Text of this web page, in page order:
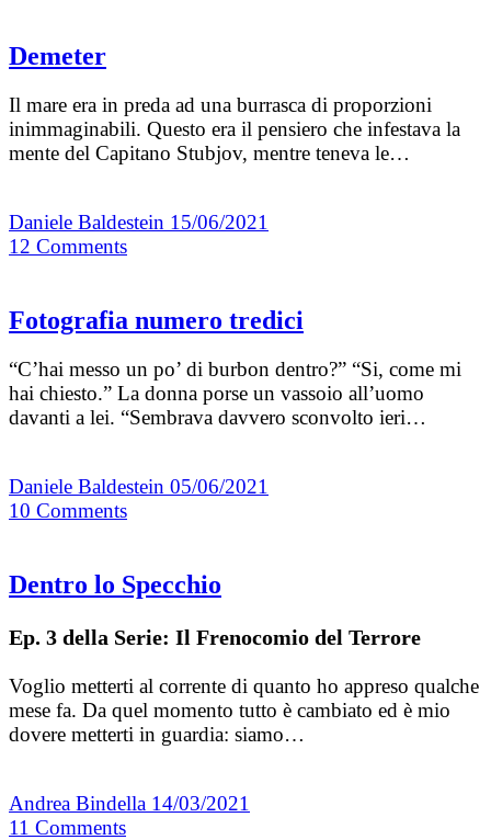
Demeter
Il mare era in preda ad una burrasca di proporzioni
inimmaginabili. Questo era il pensiero che infestava la
mente del Capitano Stubjov, mentre teneva le…
Daniele Baldestein 15/06/2021
12 Comments
Fotografia numero tredici
“C’hai messo un po’ di burbon dentro?” “Si, come mi
hai chiesto.” La donna porse un vassoio all’uomo
davanti a lei. “Sembrava davvero sconvolto ieri…
Daniele Baldestein 05/06/2021
10 Comments
Dentro lo Specchio
Ep. 3 della Serie: Il Frenocomio del Terrore
Voglio metterti al corrente di quanto ho appreso qualche
mese fa. Da quel momento tutto è cambiato ed è mio
dovere metterti in guardia: siamo…
Andrea Bindella 14/03/2021
11 Comments